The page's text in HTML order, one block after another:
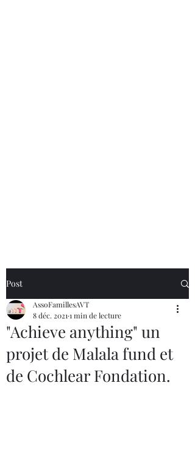
Post
"Achieve anything" un
projet de Malala fund et
de Cochlear Fondation.
AssoFamillesAVT
8 déc. 2021 1 min de lecture